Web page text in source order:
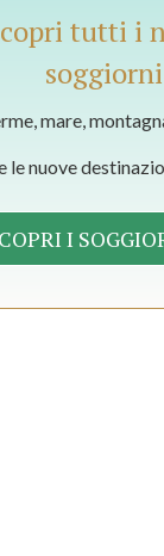
tutti i
soggiorni
mare,
le nuove
I